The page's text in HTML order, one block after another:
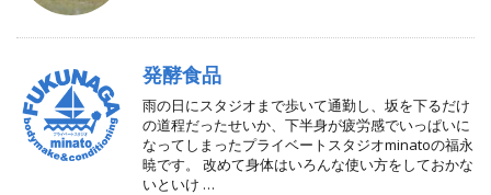
発酵食品
雨の日にスタジオまで歩いて通勤し、坂を下るだけ
の道程だったせいか、下半身が疲労感でいっぱいに
なってしまったプライベートスタジオminatoの福永
暁です。 改めて身体はいろんな使い方をしておかな
いといけ …